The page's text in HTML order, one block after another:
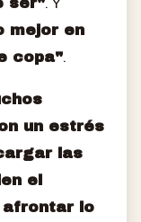
mejor en
copa".
un estrés
las
el
afrontar lo